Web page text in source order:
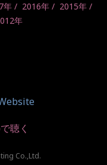
年 2016年
2015年
年
聴く
Co.,Ltd.